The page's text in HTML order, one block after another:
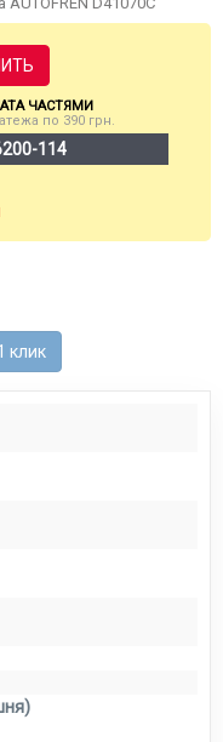
ЧАСТЯМИ
по 390 грн.
114
клик